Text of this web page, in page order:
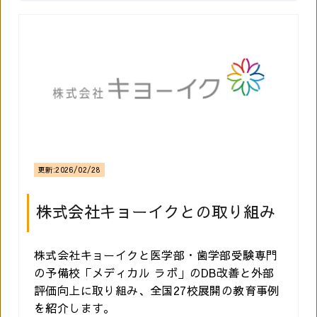
株式会社キョーイクとの取り組み
更新:2026/02/28
株式会社キョーイクと医学部・歯学部受験専門
の予備校「メディカル ラボ」のDB改善と外部
評価向上に取り組み、全国27校展開の教育事例
を紹介します。